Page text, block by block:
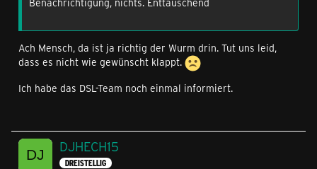
Benachrichtigung, nichts. Enttäuschend
Ach Mensch, da ist ja richtig der Wurm drin. Tut uns leid,
dass es nicht wie gewünscht klappt.
Ich habe das DSL-Team noch einmal informiert.
DJHECH15
DREISTELLIG